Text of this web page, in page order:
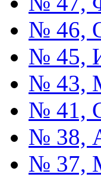
№ 46,
№ 45,
№ 43,
№ 41,
№ 38,
№ 37,